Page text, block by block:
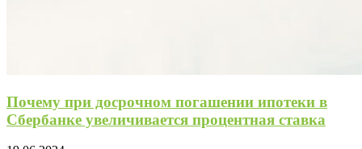
Почему при досрочном погашении ипотеки в
Сбербанке увеличивается процентная ставка